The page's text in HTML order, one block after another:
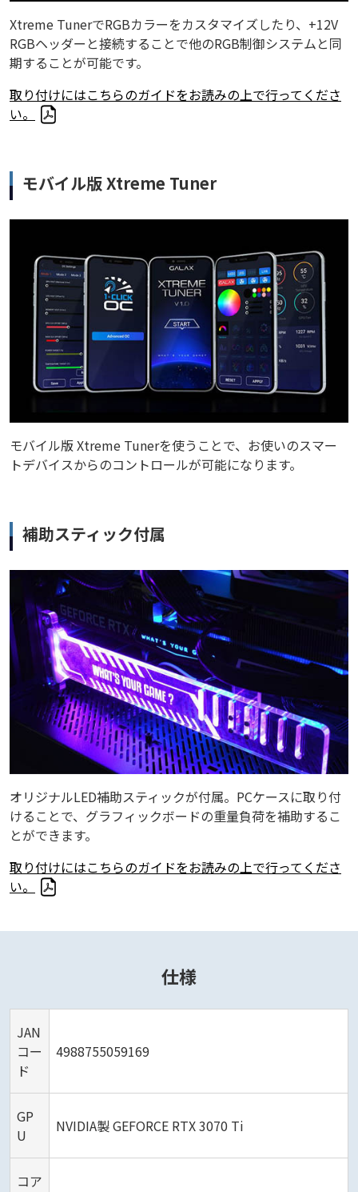
Xtreme TunerでRGBカラーをカスタマイズしたり、+12V
RGBヘッダーと接続することで他のRGB制御システムと同
期することが可能です。
取り付けにはこちらのガイドをお読みの上で行ってくださ
い。
モバイル版 Xtreme Tuner
モバイル版 Xtreme Tunerを使うことで、お使いのスマー
トデバイスからのコントロールが可能になります。
補助スティック付属
オリジナルLED補助スティックが付属。PCケースに取り付
けることで、グラフィックボードの重量負荷を補助するこ
とができます。
取り付けにはこちらのガイドをお読みの上で行ってくださ
い。
仕様
JAN
コー
ド
4988755059169
GP
U
NVIDIA製 GEFORCE RTX 3070 Ti
コア